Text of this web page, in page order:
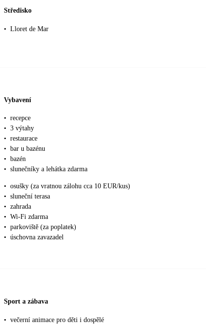
Středisko
• Lloret de Mar
Vybavení
• recepce
• 3 výtahy
• restaurace
• bar u bazénu
• bazén
• slunečníky a lehátka zdarma
• osušky (za vratnou zálohu cca 10 EUR/kus)
• sluneční terasa
• zahrada
• Wi-Fi zdarma
• parkoviště (za poplatek)
• úschovna zavazadel
Sport a zábava
• večerní animace pro děti i dospělé